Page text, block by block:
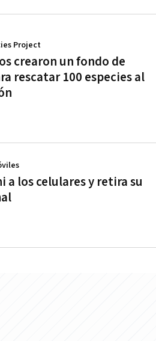
crearon un fondo de
rescatar 100 especies al
Project
a los celulares y retira su